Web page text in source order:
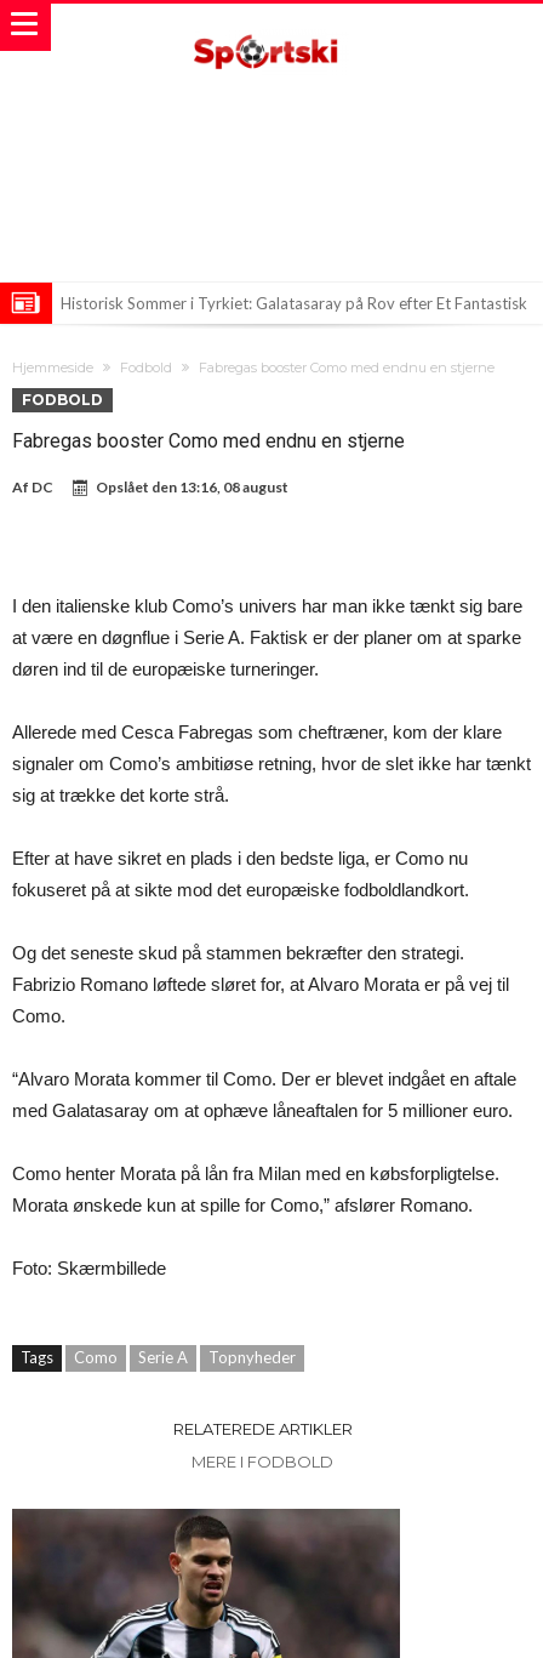
Historisk Sommer i Tyrkiet: Galatasaray på Rov efter Et Fantastisk
Feran Torres’ fremtid i Barcelona hænger i en tynd tråd
Hjemmeside Fodbold Fabregas booster Como med endnu en stjerne
FODBOLD
Fabregas booster Como med endnu en stjerne
Af DC Opslået den 13:16, 08 august
I den italienske klub Como’s univers har man ikke tænkt sig bare
at være en døgnflue i Serie A. Faktisk er der planer om at sparke
døren ind til de europæiske turneringer.
Allerede med Cesca Fabregas som cheftræner, kom der klare
signaler om Como’s ambitiøse retning, hvor de slet ikke har tænkt
sig at trække det korte strå.
Efter at have sikret en plads i den bedste liga, er Como nu
fokuseret på at sikte mod det europæiske fodboldlandkort.
Og det seneste skud på stammen bekræfter den strategi.
Fabrizio Romano løftede sløret for, at Alvaro Morata er på vej til
Como.
“Alvaro Morata kommer til Como. Der er blevet indgået en aftale
med Galatasaray om at ophæve låneaftalen for 5 millioner euro.
Como henter Morata på lån fra Milan med en købsforpligtelse.
Morata ønskede kun at spille for Como,” afslører Romano.
Foto: Skærmbillede
Tags Como Serie A Topnyheder
RELATEREDE ARTIKLER
MERE I FODBOLD